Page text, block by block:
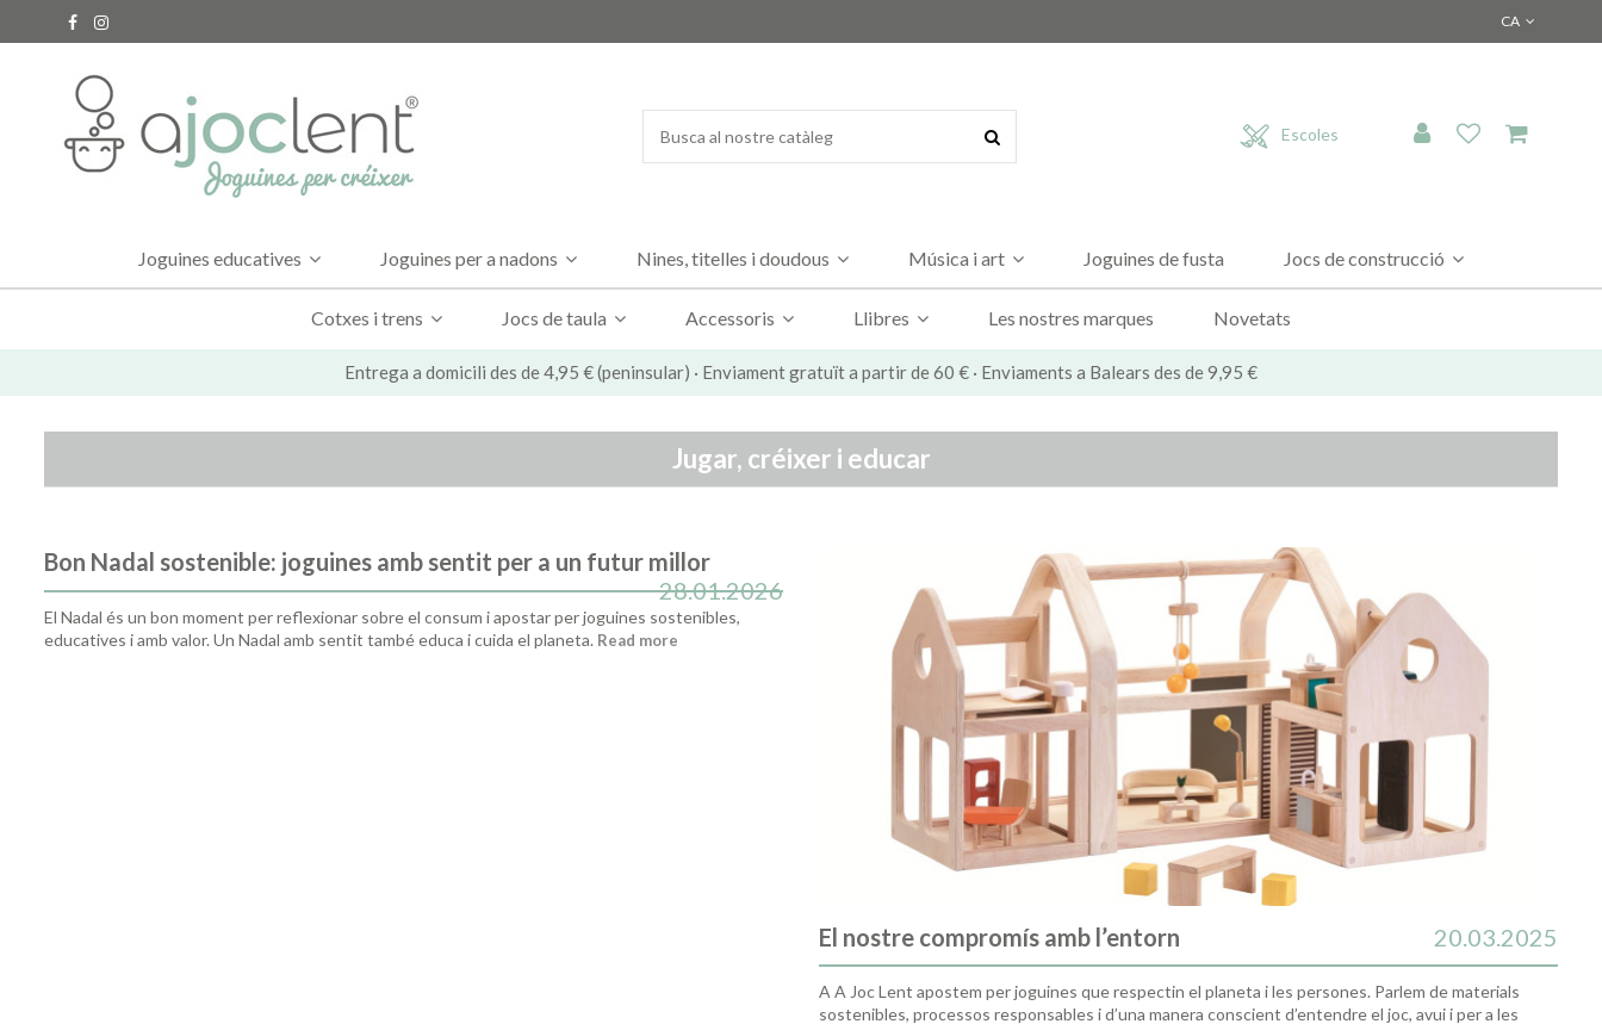
CA
Escoles
Joguines educatives Joguines per a nadons Nines, titelles i doudous Música i art Joguines de fusta Jocs de construcció
Cotxes i trens Jocs de taula Accessoris Llibres Les nostres marques Novetats
Entrega a domicili des de 4,95 € (peninsular) · Enviament gratuït a partir de 60 € · Enviaments a Balears des de 9,95 €
Jugar, créixer i educar
Bon Nadal sostenible: joguines amb sentit per a un futur millor
28.01.2026
El Nadal és un bon moment per reflexionar sobre el consum i apostar per joguines sostenibles,
educatives i amb valor. Un Nadal amb sentit també educa i cuida el planeta. Read more
El nostre compromís amb l’entorn 20.03.2025
A A Joc Lent apostem per joguines que respectin el planeta i les persones. Parlem de materials
sostenibles, processos responsables i d’una manera conscient d’entendre el joc, avui i per a les